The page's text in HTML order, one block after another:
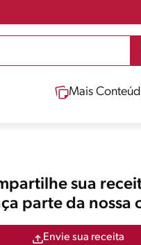
Mais
sua
parte da nossa
Envie sua receita